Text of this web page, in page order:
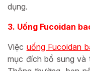
dụng.
3. Uống Fucoidan
Việc uống Fucoidan
mục đích bổ sung và